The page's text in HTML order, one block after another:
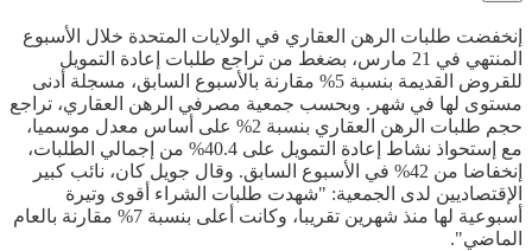
إنخفضت طلبات الرهن العقاري في الولايات المتحدة خلال الأسبوع
المنتهي في 21 مارس، بضغط من تراجع طلبات إعادة التمويل
للقروض القديمة بنسبة 5% مقارنة بالأسبوع السابق، مسجلة أدنى
مستوى لها في شهر. وبحسب جمعية مصرفي الرهن العقاري، تراجع
حجم طلبات الرهن العقاري بنسبة 2% على أساس معدل موسميا،
مع إستحواذ نشاط إعادة التمويل على 40.4% من إجمالي الطلبات،
إنخفاضا من 42% في الأسبوع السابق. وقال جويل كان، نائب كبير
الإقتصاديين لدى الجمعية: "شهدت طلبات الشراء أقوى وتيرة
أسبوعية لها منذ شهرين تقريبا، وكانت أعلى بنسبة 7% مقارنة بالعام
الماضي".